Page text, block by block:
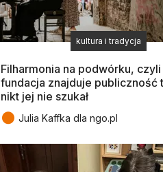
kultura i tradycja
Filharmonia na podwórku,
fundacja znajduje publiczność
nikt jej nie szukał
● Julia Kaffka dla ngo.pl